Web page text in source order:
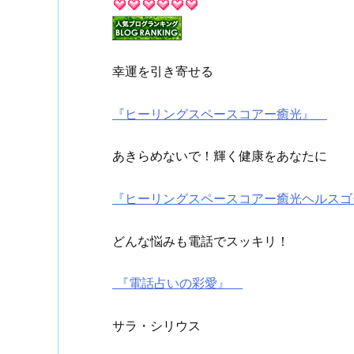
幸運を引き寄せる
『ヒーリングスペースコアー癒光』
あきらめないで！輝く健康をあなたに
『ヒーリングスペースコアー癒光ヘルス
どんな悩みも電話でスッキリ！
『電話占いの彩愛』
サラ・シリウス